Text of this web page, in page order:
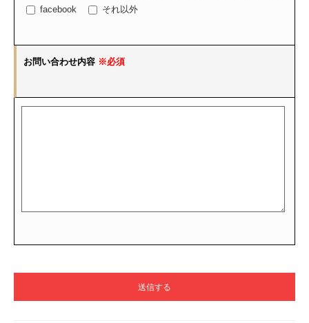
facebook
それ以外
お問い合わせ内容 ※必須